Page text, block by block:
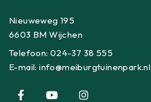
Nieuweweg 195
6603 BM Wijchen
Telefoon:024-37 38 555
E-mail:info@meiburgtuinenpark.nl